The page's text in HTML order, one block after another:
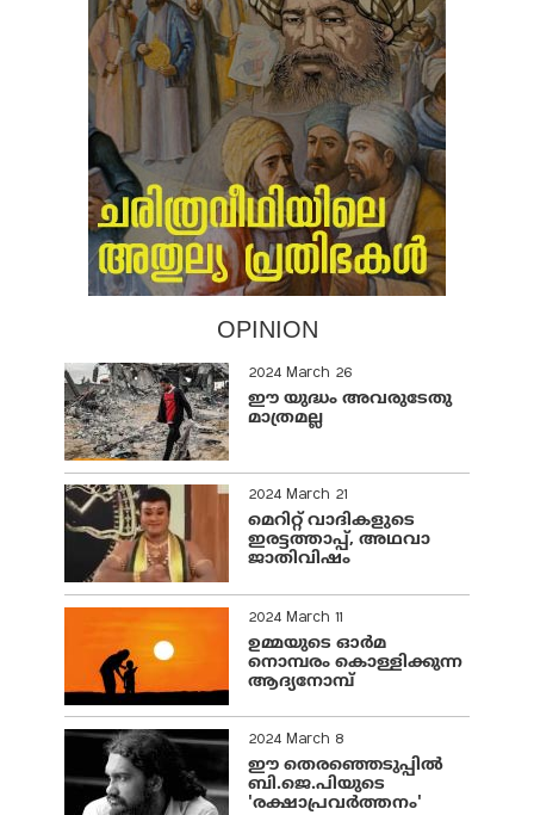
OPINION
2024 March 26
ഈ യുദ്ധം അവരുടേതു
മാത്രമല്ല
2024 March 21
മെറിറ്റ് വാദികളുടെ
ഇരട്ടത്താപ്പ്, അഥവാ
ജാതിവിഷം
2024 March 11
ഉമ്മയുടെ ഓർമ
നൊമ്പരം കൊള്ളിക്കുന്ന
ആദ്യനോമ്പ്
2024 March 8
ഈ തെരഞ്ഞെടുപ്പില്‍
ബി.ജെ.പിയുടെ
'രക്ഷാപ്രവര്‍ത്തനം'